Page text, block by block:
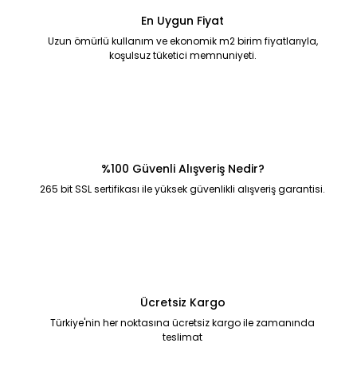
En Uygun Fiyat
Uzun ömürlü kullanım ve ekonomik m2 birim fiyatlarıyla,
koşulsuz tüketici memnuniyeti.
%100 Güvenli Alışveriş Nedir?
265 bit SSL sertifikası ile yüksek güvenlikli alışveriş garantisi.
Ücretsiz Kargo
Türkiye'nin her noktasına ücretsiz kargo ile zamanında
teslimat